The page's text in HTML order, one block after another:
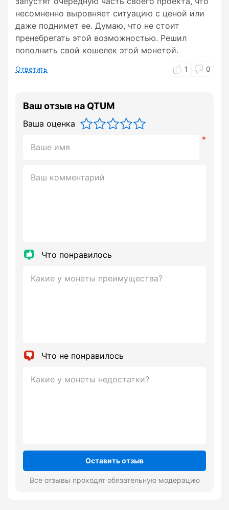
несомненно выровняет ситуацию с ценой или
даже поднимет ее. Думаю, что не стоит
пренебрегать этой возможностью. Решил
пополнить свой кошелек этой монетой.
Ответить 1 0
Ваш отзыв на QTUM
Ваша оценка
Что понравилось
Что не понравилось
Оставить отзыв
Все отзывы проходят обязательную модерацию